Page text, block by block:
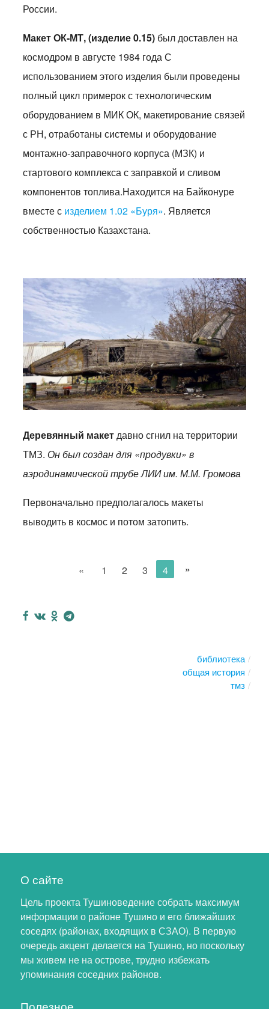
России.
Макет ОК-МТ, (изделие 0.15) был доставлен на
космодром в августе 1984 года С
использованием этого изделия были проведены
полный цикл примерок с технологическим
оборудованием в МИК ОК, макетирование связей
с РН, отработаны системы и оборудование
монтажно-заправочного корпуса (МЗК) и
стартового комплекса с заправкой и сливом
компонентов топлива.Находится на Байконуре
вместе с изделием 1.02 «Буря». Является
собственностью Казахстана.
Деревянный макетдавно сгнил на территории
ТМЗ. Он был создандля «продувки» в
аэродинамической трубе ЛИИ им. М.М. Громова
Первоначально предполагалось макеты
выводить в космос и потом затопить.
« 1 2 3 4 »
библиотека
общая история
тмз
О сайте
Цель проекта Тушиноведение собрать максимум
информации о районе Тушино и его ближайших
соседях (районах, входящих в СЗАО). В первую
очередь акцент делается на Тушино, но поскольку
мы живем не на острове, трудно избежать
упоминания соседних районов.
Полезное